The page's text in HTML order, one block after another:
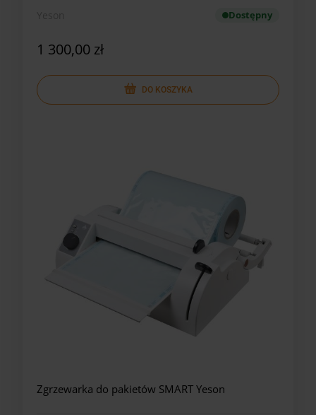
Dostępny
1 300,00 zł
DO KOSZYKA
Zgrzewarka do pakietów SMART Yeson